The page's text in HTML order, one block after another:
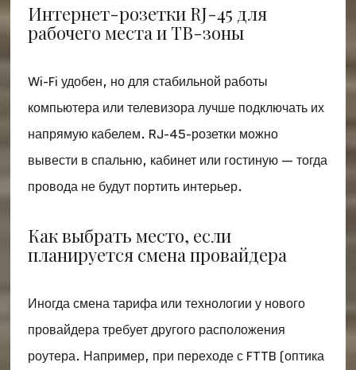
Интернет-розетки RJ-45 для
рабочего места и ТВ-зоны
Wi-Fi удобен, но для стабильной работы
компьютера или телевизора лучше подключать их
напрямую кабелем. RJ-45-розетки можно
вывести в спальню, кабинет или гостиную — тогда
провода не будут портить интерьер.
Как выбрать место, если
планируется смена провайдера
Иногда смена тарифа или технологии у нового
провайдера требует другого расположения
роутера. Например, при переходе с FTTB (оптика